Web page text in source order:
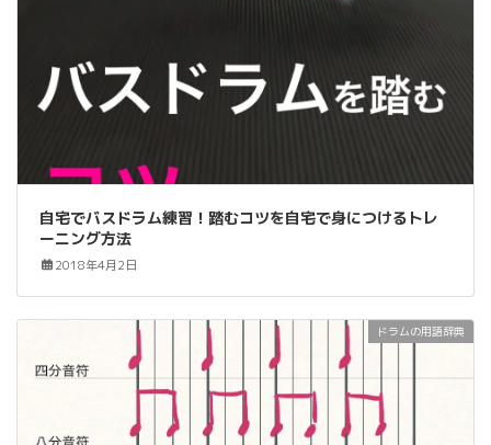
自宅でバスドラム練習！踏むコツを自宅で身につけるトレ
ーニング方法
2018年4月2日
ドラムの用語辞典